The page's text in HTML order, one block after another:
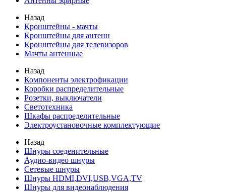
Назад
Кронштейны - мачты
Кронштейны для антенн
Кронштейны для телевизоров
Мачты антенные
Назад
Компоненты электрофикации
Коробки распределительные
Розетки, выключатели
Светотехника
Шкафы распределительные
Электроустановочные комплектующие
Назад
Шнуры соеденительные
Аудио-видео шнуры
Сетевые шнуры
Шнуры HDMI,DVI,USB,VGA,TV
Шнуры для видеонаблюдения